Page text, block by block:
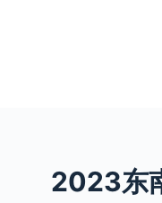
2023东